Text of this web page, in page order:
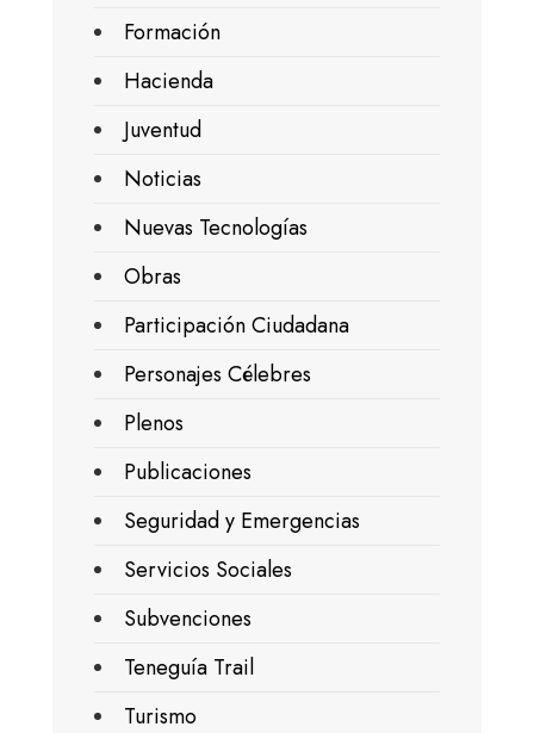
Formación
Hacienda
Juventud
Noticias
Nuevas Tecnologías
Obras
Participación Ciudadana
Personajes Célebres
Plenos
Publicaciones
Seguridad y Emergencias
Servicios Sociales
Subvenciones
Teneguía Trail
Turismo